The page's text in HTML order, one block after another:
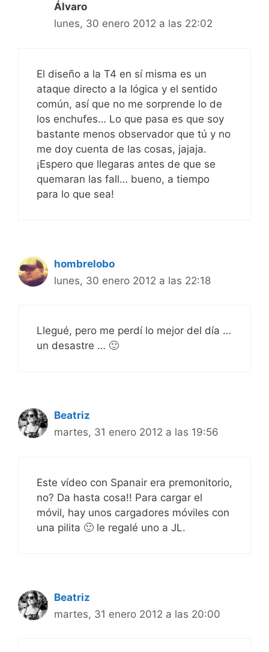
Álvaro
lunes, 30 enero 2012 a las 22:02
El diseño a la T4 en sí misma es un
ataque directo a la lógica y el sentido
común, así que no me sorprende lo de
los enchufes… Lo que pasa es que soy
bastante menos observador que tú y no
me doy cuenta de las cosas, jajaja.
¡Espero que llegaras antes de que se
quemaran las fall… bueno, a tiempo
para lo que sea!
hombrelobo
lunes, 30 enero 2012 a las 22:18
Llegué, pero me perdí lo mejor del día …
un desastre … 🙂
Beatriz
martes, 31 enero 2012 a las 19:56
Este vídeo con Spanair era premonitorio,
no? Da hasta cosa!! Para cargar el
móvil, hay unos cargadores móviles con
una pilita 🙂 le regalé uno a JL.
Beatriz
martes, 31 enero 2012 a las 20:00